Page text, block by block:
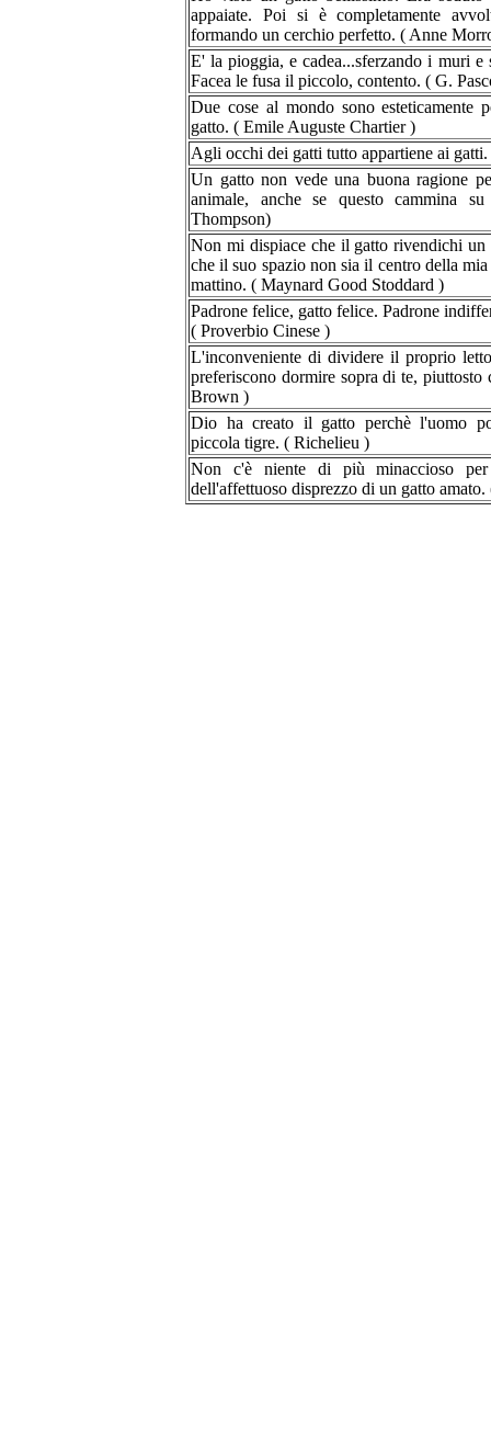
appaiate. Poi si è completamente
formando un cerchio perfetto. ( Anne
E' la pioggia, e cadea...sferzando i muri e
Facea le fusa il piccolo, contento. ( G.
Due cose al mondo sono esteticamente
gatto. ( Emile Auguste Chartier )
Agli occhi dei gatti tutto appartiene ai
Un gatto non vede una buona ragione
animale, anche se questo cammina
Thompson)
Non mi dispiace che il gatto rivendichi
che il suo spazio non sia il centro della
mattino. ( Maynard Good Stoddard )
Padrone felice, gatto felice. Padrone
( Proverbio Cinese )
L'inconveniente di dividere il proprio
preferiscono dormire sopra di te, piuttosto
Brown )
Dio ha creato il gatto perchè l'uomo
piccola tigre. ( Richelieu )
Non c'è niente di più minaccioso
dell'affettuoso disprezzo di un gatto